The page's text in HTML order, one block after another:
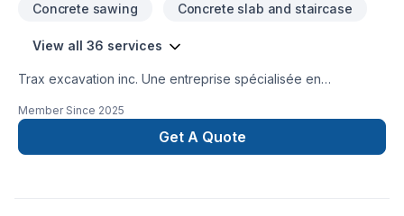
Concrete sawing Concrete slab and staircase
View all 36 services
Trax excavation inc. Une entreprise spécialisée en
soutènement, pavés unis, travaux de béton, drain français,
imperméabilisation de fondations et aussi, ventes de produits
tels que pavés, dalles, agrégats et plus. Service rapide et
Member Since 2025
Get A Quote